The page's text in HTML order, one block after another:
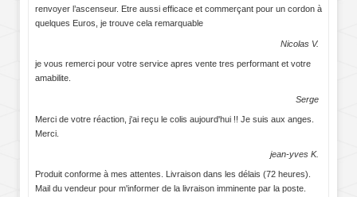
renvoyer l’ascenseur. Etre aussi efficace et commerçant pour un cordon à
quelques Euros, je trouve cela remarquable
Nicolas V.
je vous remerci pour votre service apres vente tres performant et votre
amabilite.
Serge
Merci de votre réaction, j'ai reçu le colis aujourd'hui !! Je suis aux anges.
Merci.
jean-yves K.
Produit conforme à mes attentes. Livraison dans les délais (72 heures).
Mail du vendeur pour m'informer de la livraison imminente par la poste.